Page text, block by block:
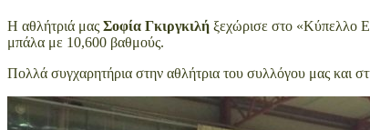
Η αθλήτριά μας Σοφία Γκιργκιλή ξεχώρισε στο «Κύπελλο
μπάλα με 10,600 βαθμούς.
Πολλά συγχαρητήρια στην αθλήτρια του συλλόγου μας και